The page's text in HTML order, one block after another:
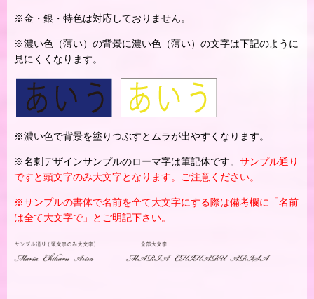
※金・銀・特色は対応しておりません。
※濃い色（薄い）の背景に濃い色（薄い）の文字は下記のように
見にくくなります。
※濃い色で背景を塗りつぶすとムラが出やすくなります。
※名刺デザインサンプルのローマ字は筆記体です。 サンプル通り
ですと頭文字のみ大文字となります。ご注意ください。
※サンプルの書体で名前を全て大文字にする際は備考欄に「名前
は全て大文字で」とご明記下さい。